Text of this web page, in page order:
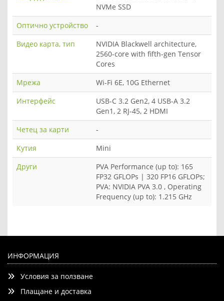
NVMe SSD
Оптично устройство
-
Видео карта, тип
NVIDIA Blackwell architecture,
2560-core with fifth-gen Tensor
Cores
Мрежа
Wi-Fi 6E, 10G Ethernet
Интерфейс
USB-C 3.2 Gen2, 4 USB-A 3.2
Gen1, 2 RJ-45, 2 HDMI
Четец за карти
-
Кутия
Mini
Други
PVA Performance (up to): 165
FP32 GFLOPs | 320 FP16 GFLOPs;
PVA: NVIDIA PVA 3.0 , Operating
Frequency (up to): 1.215 GHz
ИНФОРМАЦИЯ
Условия за ползване
Плащане и доставка